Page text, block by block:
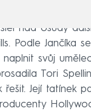
nad osudy
Podle Jančíka
svůj
Tori
řešit. Její tatínek